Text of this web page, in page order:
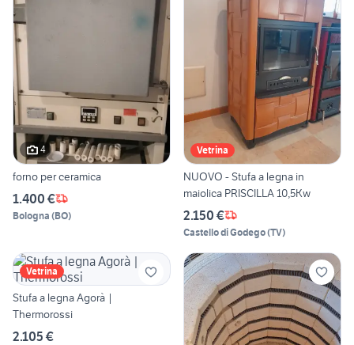
4
forno per ceramica
1.400 €
Bologna (BO)
Vetrina
NUOVO - Stufa a legna in
maiolica PRISCILLA 10,5Kw
2.150 €
Castello di Godego(TV)
Vetrina
Stufa a legna Agorà |
Thermorossi
2.105 €